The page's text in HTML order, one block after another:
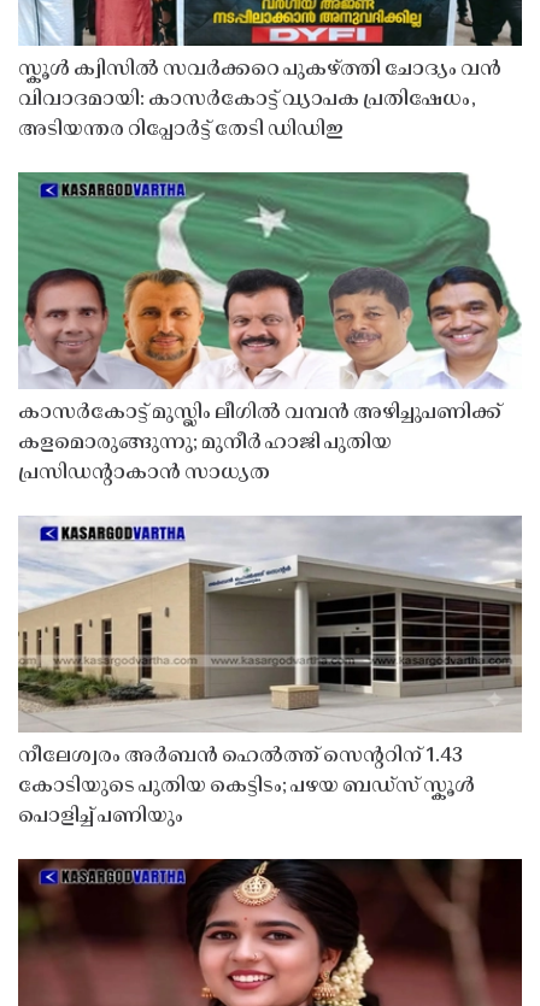
സ്കൂൾ ക്വിസിൽ സവർക്കറെ പുകഴ്ത്തി ചോദ്യം വൻ
വിവാദമായി: കാസർകോട്ട് വ്യാപക പ്രതിഷേധം,
അടിയന്തര റിപ്പോർട്ട് തേടി ഡിഡിഇ
കാസർകോട്ട് മുസ്ലിം ലീഗിൽ വമ്പൻ അഴിച്ചുപണിക്ക്
കളമൊരുങ്ങുന്നു; മുനീർ ഹാജി പുതിയ
പ്രസിഡൻ്റാകാൻ സാധ്യത
നീലേശ്വരം അർബൻ ഹെൽത്ത് സെൻ്ററിന് 1.43
കോടിയുടെ പുതിയ കെട്ടിടം; പഴയ ബഡ്സ് സ്കൂൾ
പൊളിച്ച് പണിയും